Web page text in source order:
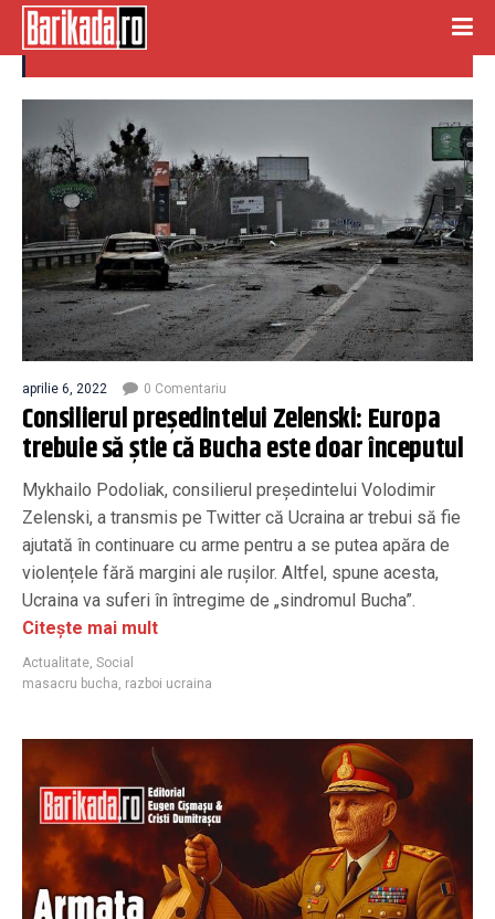
masacru bucha
aprilie 6, 2022 0 Comentariu
Consilierul președintelui Zelenski: Europa
trebuie să știe că Bucha este doar începutul
Mykhailo Podoliak, consilierul președintelui Volodimir
Zelenski, a transmis pe Twitter că Ucraina ar trebui să fie
ajutată în continuare cu arme pentru a se putea apăra de
violențele fără margini ale rușilor. Altfel, spune acesta,
Ucraina va suferi în întregime de „sindromul Bucha”.
Citește mai mult
Actualitate, Social
masacru bucha, razboi ucraina